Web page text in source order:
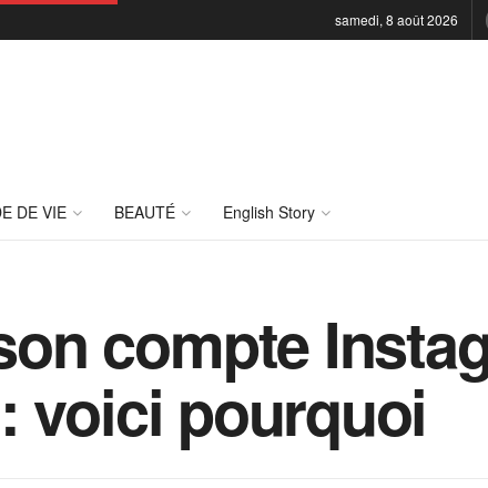
samedi, 8 août 2026
DE VIE BEAUTÉ English Story
compte
voici pourquoi